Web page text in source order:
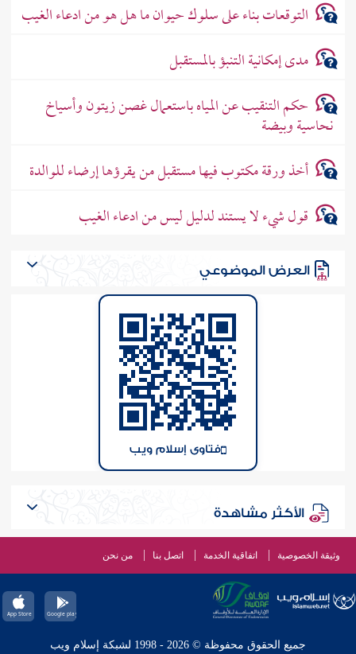
التوقعات بناء على سلوك حيوان ما هل هو من ادعاء الغيب
مدى إمكانية التنبؤ بالمستقبل
حكم التنقيب عن المياه باستعمال غصن زيتون وأسياخ
نحاسية وبيضة
أخذ ورقة مكتوب فيها مستقبل من يقرؤها إرضاء للوالدة
قول شيء لا يستند لدليل ليس من ادعاء الغيب
العرض الموضوعي
فتاوى إسلام ويب
الأكثر مشاهدة
وثيقة الخصوصية اتفاقية الخدمة اتصل بنا من نحن
جميع الحقوق محفوظة © 2026 - 1998 لشبكة إسلام ويب